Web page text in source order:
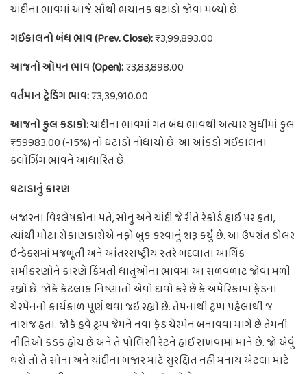
ચાંદીના ભાવમાં આજે સૌથી ભયાનક ઘટાડો જોવા મળ્યો છે:
ગઈકાલનો બંધ ભાવ (Prev. Close):₹3,99,893.00
આજનો ઓપન ભાવ (Open):₹3,83,898.00
વર્તમાન ટ્રેડિંગ ભાવ:₹3,39,910.00
આજનો કુલ કડાકો:ચાંદીના ભાવમાં ગત બંધ ભાવથી અત્યાર સુધીમાં કુલ
₹59983.00 (-15%) નો ઘટાડો નોંધાયો છે. આ આંકડો ગઈકાલના
ક્લોઝિંગ ભાવને આધારિત છે.
ઘટાડાનું કારણ
બજારના વિશ્લેષકોના મતે, સોનું અને ચાંદી જે રીતે રેકોર્ડ હાઈ પર હતા,
ત્યાંથી મોટા રોકાણકારોએ નફો બુક કરવાનું શરૂ કર્યું છે. આ ઉપરાંત ડોલર
ઇન્ડેક્સમાં મજબૂતી અને આંતરરાષ્ટ્રીય સ્તરે બદલાતા આર્થિક
સમીકરણોને કારણે કિંમતી ધાતુઓના ભાવમાં આ સળવળાટ જોવા મળી
રહ્યો છે. જોકે કેટલાક નિષ્ણાતો એવો દાવો કરે છે કે અમેરિકામાં ફેડના
ચેરમેનનો કાર્યકાળ પૂર્ણ થવા જઇ રહ્યો છે. તેમનાથી ટ્રમ્પ પહેલાથી જ
નારાજ હતા. જોકે હવે ટ્રમ્પ જેમને નવા ફેડ ચેરમેન બનાવવા માગે છે તેમની
નીતિઓ કડક હોય છે અને તે પોલિસી રેટને હાઈ રાખવામાં માને છે. જો એવું
થશે તો તે સોના અને ચાંદીના બજાર માટે સુરક્ષિત નહીં મનાય એટલા માટે